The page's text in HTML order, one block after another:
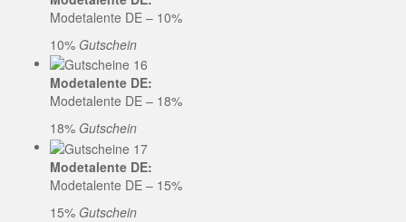
Modetalente DE – 10%
10% Gutschein
Modetalente DE:
Modetalente DE – 18%
18% Gutschein
Modetalente DE:
Modetalente DE – 15%
15% Gutschein